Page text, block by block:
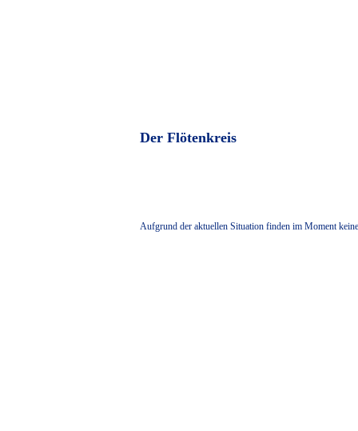
Der Flötenkreis
Aufgrund der aktuellen Situation finden im Moment